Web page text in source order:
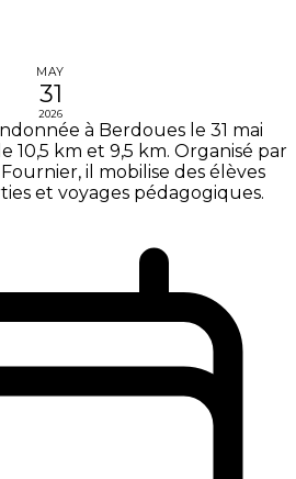
MAY
31
2026
à Berdoues le 31 mai
10,5 km et 9,5 km. Organisé par
il mobilise des élèves
et voyages pédagogiques.